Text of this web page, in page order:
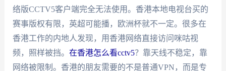
络版CCTV5客户端完全无法使用。香港本地电视台买的
赛事版权有限，英超可能播，欧洲杯就不一定。很多在
香港工作的内地人发现，用香港网络直接访问咪咕视
频，照样被挡。 在香港怎么看cctv5？靠天线不稳定，靠
网络被限制。香港的朋友需要的不是普通VPN，而是专